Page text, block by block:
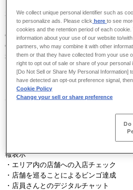
2023年3月21日（火/春分の日）から3月
アまちびらきイベント※1に合わせて、ア
の賑わいや来街目的にどのような影響が
の
WEBマーケットプレイス拡大やコロナ
来街者数が減少し、地域社会機能の維持
ます。そこで、商店街の価値として、多
り、そこにリアルな店員がいる点をネ
にはない価値と設定し、実際に街に来て
店員さんと"交流"し、街に"愛着"を持っ
アプリは以下のような機能を有しており
タル位置情報を連携させる機能を活用し
・屋内外での自分と他のアプリ利用者、
報表示
・エリア内の店舗への入店チェック
・店舗を巡ることによるビンゴ達成
・店員さんとのデジタルチャット
We collect unique personal identifier such as
to personalize ads. Please click hereto see
cookies and the retention period of each
information about your use of our website to/
partners, who may combine it with other
them or that they have collected from your use
right to opt out of sale or share of your personal
[Do Not Sell or Share My Personal Information]
have detected an opt-out preference signal, then
Cookie Policy
Change your sell or share preference
Do